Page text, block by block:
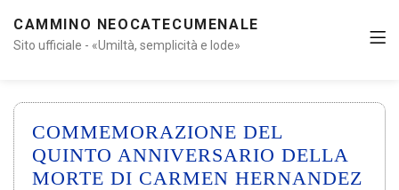
CAMMINO NEOCATECUMENALE
Sito ufficiale - «Umiltà, semplicità e lode»
COMMEMORAZIONE DEL
QUINTO ANNIVERSARIO DELLA
MORTE DI CARMEN HERNANDEZ